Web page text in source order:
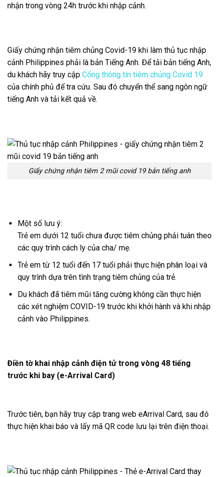
nhận trong vòng 24h trước khi nhập cảnh.
Giấy chứng nhận tiêm chủng Covid-19 khi làm thủ tục nhập
cảnh Philippines phải là bản Tiếng Anh. Để tải bản tiếng Anh,
du khách hãy truy cập Cổng thông tin tiêm chủng Covid 19
của chính phủ để tra cứu. Sau đó chuyển thể sang ngôn ngữ
tiếng Anh và tải kết quả về.
Giấy chứng nhận tiêm 2 mũi covid 19 bản tiếng anh
Một số lưu ý:
Trẻ em dưới 12 tuổi chưa được tiêm chủng phải tuân theo
các quy trình cách ly của cha/ mẹ.
Trẻ em từ 12 tuổi đến 17 tuổi phải thực hiện phân loại và
quy trình dựa trên tình trạng tiêm chủng của trẻ.
Du khách đã tiêm mũi tăng cường không cần thực hiện
các xét nghiệm COVID-19 trước khi khởi hành và khi nhập
cảnh vào Philippines.
Điền tờ khai nhập cảnh điện tử trong vòng 48 tiếng
trước khi bay (e-Arrival Card)
Trước tiên, bạn hãy truy cập trang web eArrival Card, sau đó
thực hiện khai báo và lấy mã QR code lưu lại trên điện thoại.